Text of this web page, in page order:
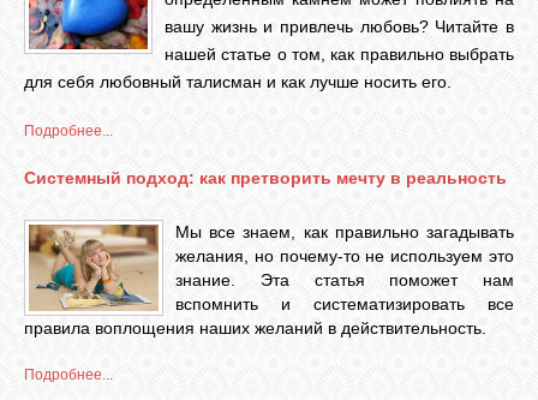
ГОРОСКОП
GOOGLE+
вашу жизнь и привлечь любовь? Читайте в
нашей статье о том, как правильно выбрать
для себя любовный талисман и как лучше носить его.
Подробнее...
Системный подход: как претворить мечту в реальность
Мы все знаем, как правильно загадывать
желания, но почему-то не используем это
знание. Эта статья поможет нам
вспомнить и систематизировать все
правила воплощения наших желаний в действительность.
Подробнее...